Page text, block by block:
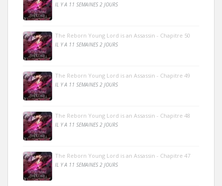
IL Y A 11 SEMAINES 2 JOURS
The Reborn Young Lord is an Assassin - Chapitre 50
IL Y A 11 SEMAINES 2 JOURS
The Reborn Young Lord is an Assassin - Chapitre 49
IL Y A 11 SEMAINES 2 JOURS
The Reborn Young Lord is an Assassin - Chapitre 48
IL Y A 11 SEMAINES 2 JOURS
The Reborn Young Lord is an Assassin - Chapitre 47
IL Y A 11 SEMAINES 2 JOURS